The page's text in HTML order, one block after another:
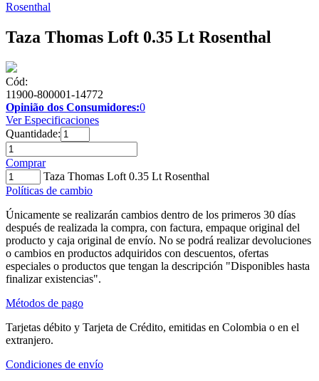
Rosenthal
Taza Thomas Loft 0.35 Lt Rosenthal
Cód:
11900-800001-14772
Opinião dos Consumidores:0
Ver Especificaciones
Quantidade:
Comprar
Taza Thomas Loft 0.35 Lt Rosenthal
Políticas de cambio
Únicamente se realizarán cambios dentro de los primeros 30 días
después de realizada la compra, con factura, empaque original del
producto y caja original de envío. No se podrá realizar devoluciones
o cambios en productos adquiridos con descuentos, ofertas
especiales o productos que tengan la descripción "Disponibles hasta
finalizar existencias".
Métodos de pago
Tarjetas débito y Tarjeta de Crédito, emitidas en Colombia o en el
extranjero.
Condiciones de envío